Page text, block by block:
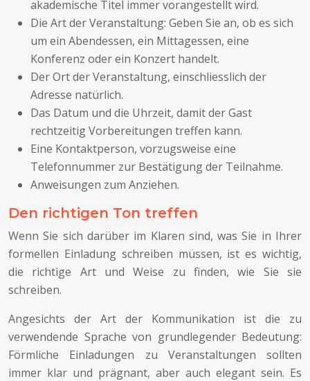
akademische Titel immer vorangestellt wird.
Die Art der Veranstaltung: Geben Sie an, ob es sich
um ein Abendessen, ein Mittagessen, eine
Konferenz oder ein Konzert handelt.
Der Ort der Veranstaltung, einschliesslich der
Adresse natürlich.
Das Datum und die Uhrzeit, damit der Gast
rechtzeitig Vorbereitungen treffen kann.
Eine Kontaktperson, vorzugsweise eine
Telefonnummer zur Bestätigung der Teilnahme.
Anweisungen zum Anziehen.
Den richtigen Ton treffen
Wenn Sie sich darüber im Klaren sind, was Sie in Ihrer
formellen Einladung schreiben müssen, ist es wichtig,
die richtige Art und Weise zu finden, wie Sie sie
schreiben.
Angesichts der Art der Kommunikation ist die zu
verwendende Sprache von grundlegender Bedeutung:
Förmliche Einladungen zu Veranstaltungen sollten
immer klar und prägnant, aber auch elegant sein. Es